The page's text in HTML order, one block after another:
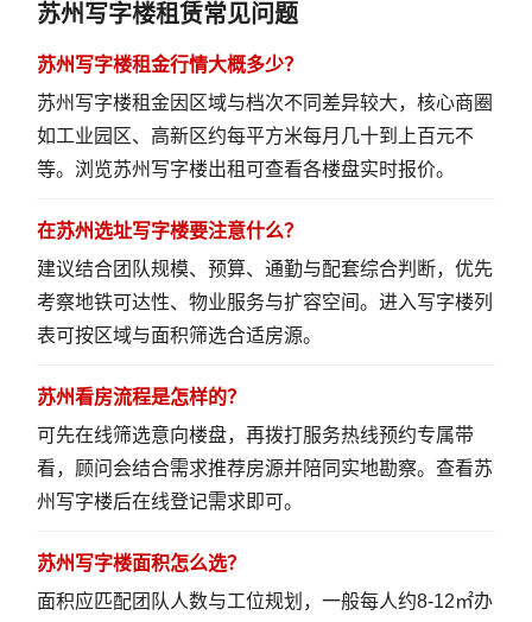
苏州写字楼租赁常见问题
苏州写字楼租金行情大概多少？
苏州写字楼租金因区域与档次不同差异较大，核心商圈
如工业园区、高新区约每平方米每月几十到上百元不
等。 浏览苏州写字楼出租可查看各楼盘实时报价。
在苏州选址写字楼要注意什么？
建议结合团队规模、预算、通勤与配套综合判断，优先
考察地铁可达性、物业服务与扩容空间。 进入写字楼列
表可按区域与面积筛选合适房源。
苏州看房流程是怎样的？
可先在线筛选意向楼盘，再拨打服务热线预约专属带
看，顾问会结合需求推荐房源并陪同实地勘察。 查看苏
州写字楼后在线登记需求即可。
苏州写字楼面积怎么选？
面积应匹配团队人数与工位规划，一般每人约8-12㎡办